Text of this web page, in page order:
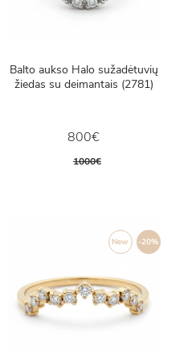
Balto aukso Halo sužadėtuvių
žiedas su deimantais (2781)
800€
1000€
-20%
New